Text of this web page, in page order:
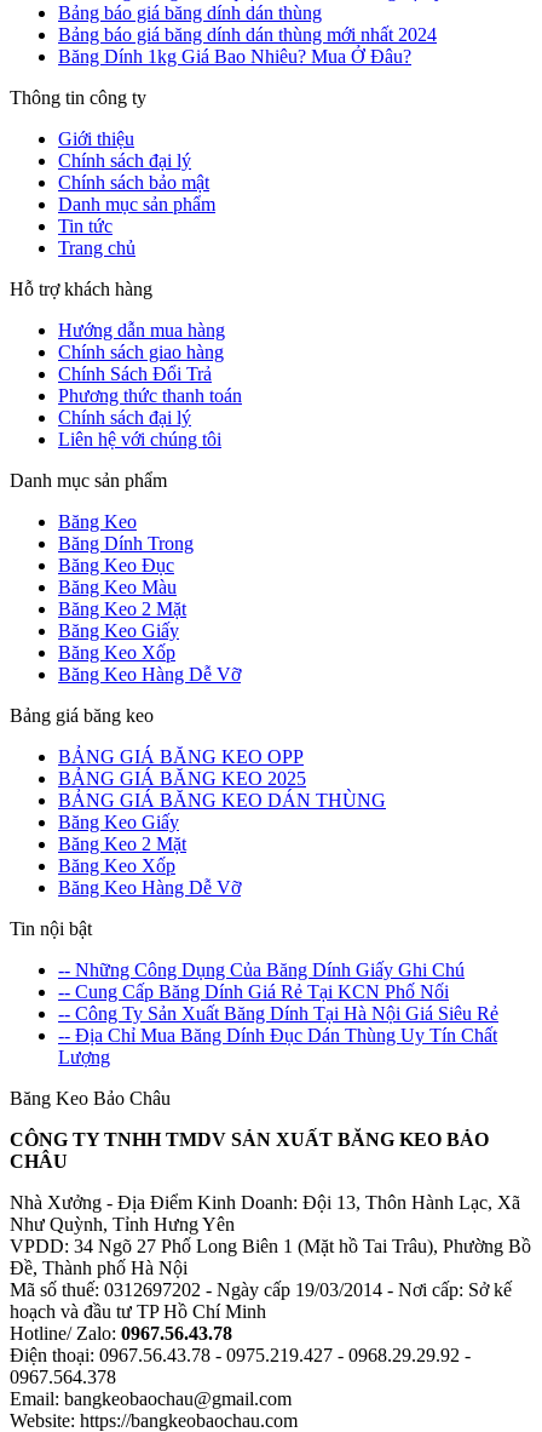
Bảng báo giá băng dính dán thùng
Bảng báo giá băng dính dán thùng mới nhất 2024
Băng Dính 1kg Giá Bao Nhiêu? Mua Ở Đâu?
Thông tin công ty
Giới thiệu
Chính sách đại lý
Chính sách bảo mật
Danh mục sản phẩm
Tin tức
Trang chủ
Hỗ trợ khách hàng
Hướng dẫn mua hàng
Chính sách giao hàng
Chính Sách Đổi Trả
Phương thức thanh toán
Chính sách đại lý
Liên hệ với chúng tôi
Danh mục sản phẩm
Băng Keo
Băng Dính Trong
Băng Keo Đục
Băng Keo Màu
Băng Keo 2 Mặt
Băng Keo Giấy
Băng Keo Xốp
Băng Keo Hàng Dễ Vỡ
Bảng giá băng keo
BẢNG GIÁ BĂNG KEO OPP
BẢNG GIÁ BĂNG KEO 2025
BẢNG GIÁ BĂNG KEO DÁN THÙNG
Băng Keo Giấy
Băng Keo 2 Mặt
Băng Keo Xốp
Băng Keo Hàng Dễ Vỡ
Tin nội bật
-- Những Công Dụng Của Băng Dính Giấy Ghi Chú
-- Cung Cấp Băng Dính Giá Rẻ Tại KCN Phố Nối
-- Công Ty Sản Xuất Băng Dính Tại Hà Nội Giá Siêu Rẻ
-- Địa Chỉ Mua Băng Dính Đục Dán Thùng Uy Tín Chất
Lượng
Băng Keo Bảo Châu
CÔNG TY TNHH TMDV SẢN XUẤT BĂNG KEO BẢO
CHÂU
Nhà Xưởng - Địa Điểm Kinh Doanh: Đội 13, Thôn Hành Lạc, Xã
Như Quỳnh, Tỉnh Hưng Yên
VPDD: 34 Ngõ 27 Phố Long Biên 1 (Mặt hồ Tai Trâu), Phường Bồ
Đề, Thành phố Hà Nội
Mã số thuế: 0312697202 - Ngày cấp 19/03/2014 - Nơi cấp: Sở kế
hoạch và đầu tư TP Hồ Chí Minh
Hotline/ Zalo: 0967.56.43.78
Điện thoại: 0967.56.43.78 - 0975.219.427 - 0968.29.29.92 -
0967.564.378
Email: bangkeobaochau@gmail.com
Website: https://bangkeobaochau.com